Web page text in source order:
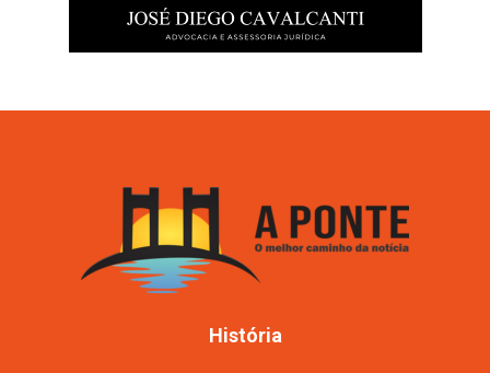
História